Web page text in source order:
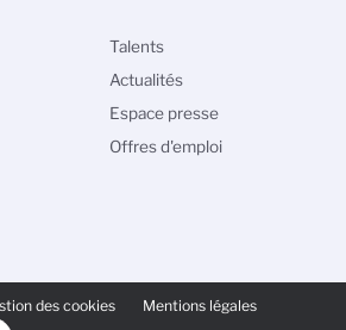
des cookies Mentions légales
Talents
Actualités
Espace presse
Offres d'emploi